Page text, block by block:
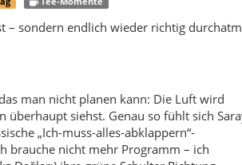
diese Normalität wirkt wie Urlaub, weil
Waldwege, offene Höhen, Dörfer mit
dieses: ein Pfad im Wald, der nach
als in der Stadt. Diese Weite ist typisch
schaust länger. Und du hast wieder
das Licht, das durch Blätter fällt. Genau
lange Anreise, um das Gefühl zu haben,